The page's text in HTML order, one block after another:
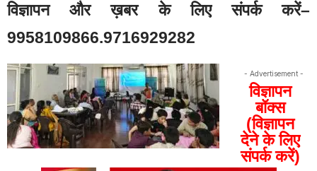
विज्ञापन और ख़बर के लिए संपर्क करें–
9958109866.9716929282
- Advertisement -
विज्ञापन
बॉक्स
(विज्ञापन
देने के लिए
संपर्क करें)